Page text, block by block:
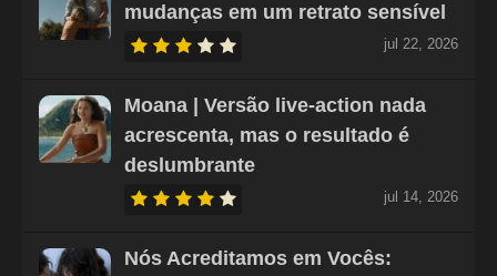
mudanças em um retrato sensível
jul 22, 2026
Moana | Versão live-action nada
acrescenta, mas o resultado é
deslumbrante
jul 14, 2026
Nós Acreditamos em Vocês: